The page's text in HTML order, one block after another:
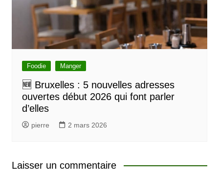
Foodie Manger
🆕 Bruxelles : 5 nouvelles adresses
ouvertes début 2026 qui font parler
d’elles
pierre 2 mars 2026
Laisser un commentaire